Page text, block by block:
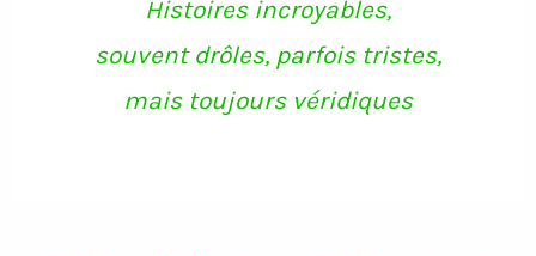
m
Histoires incroyables,
souvent drôles, parfois tristes,
mais toujours véridiques